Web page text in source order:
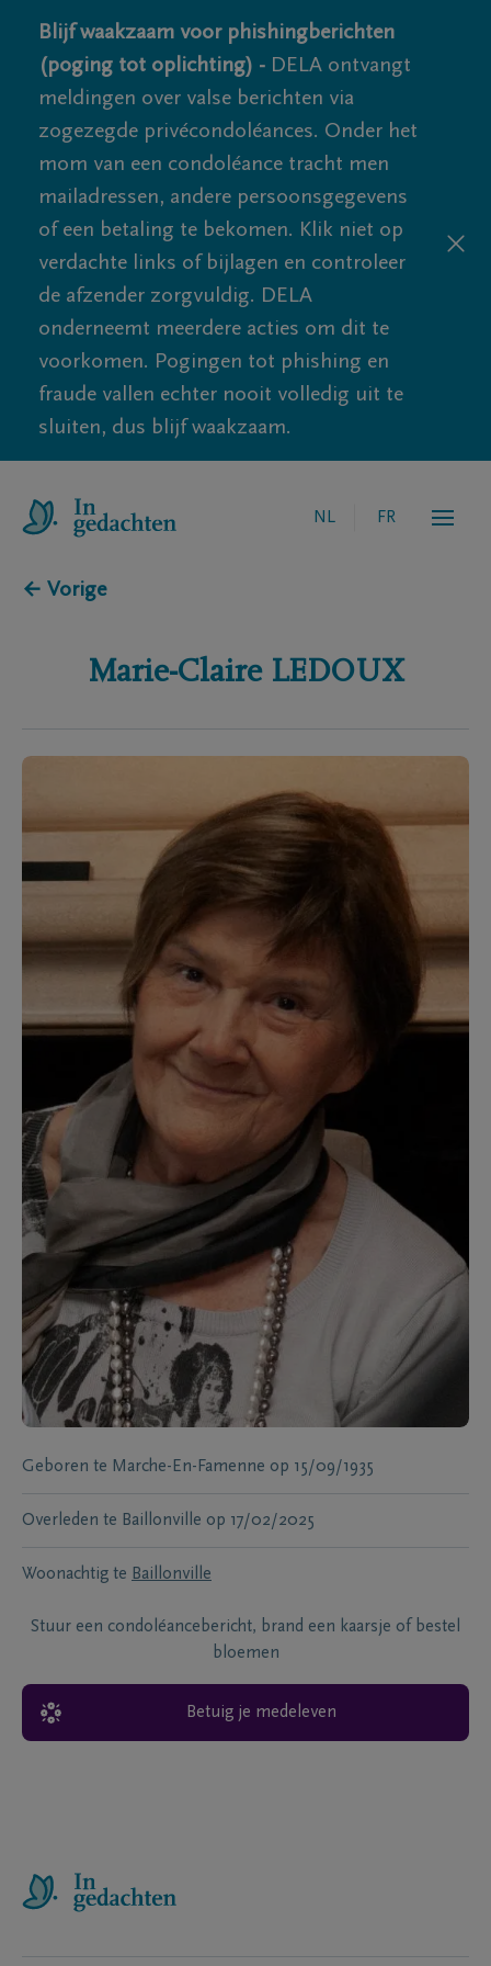
Blijf waakzaam voor phishingberichten
(poging tot oplichting) - DELA ontvangt
meldingen over valse berichten via
zogezegde privécondoléances. Onder het
mom van een condoléance tracht men
mailadressen, andere persoonsgegevens
of een betaling te bekomen. Klik niet op
verdachte links of bijlagen en controleer
de afzender zorgvuldig. DELA
onderneemt meerdere acties om dit te
voorkomen. Pogingen tot phishing en
fraude vallen echter nooit volledig uit te
sluiten, dus blijf waakzaam.
NL FR
← Vorige
Marie-Claire LEDOUX
Geboren te Marche-En-Famenne op 15/09/1935
Overleden te Baillonville op 17/02/2025
Woonachtig te Baillonville
Stuur een condoléancebericht, brand een kaarsje of bestel
bloemen
Betuig je medeleven